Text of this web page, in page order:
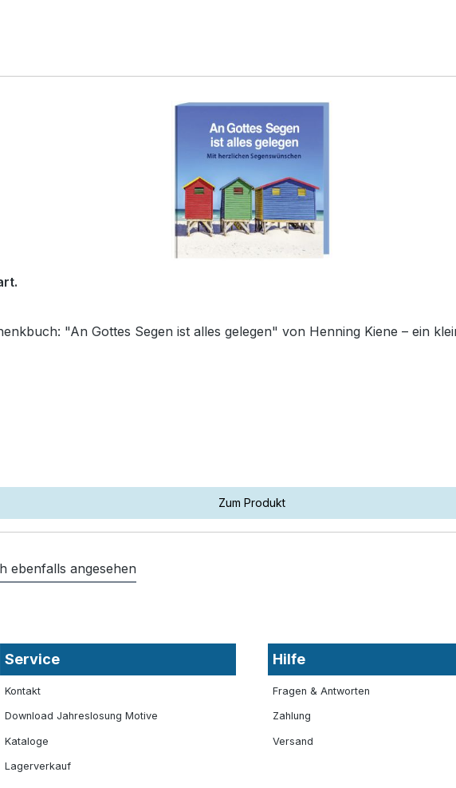
"An Gottes Segen ist alles gelegen" von Henning Kiene – ein
Zum Produkt
ebenfalls angesehen
Service
Kontakt
Download Jahreslosung Motive
Kataloge
Lagerverkauf
Hilfe
Fragen & Antworten
Zahlung
Versand